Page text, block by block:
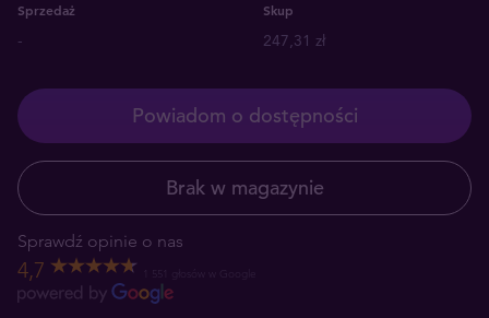
Sprzedaż Skup
- 247,31 zł
Powiadom o dostępności
Brak w magazynie
Sprawdź opinie o nas
4,7